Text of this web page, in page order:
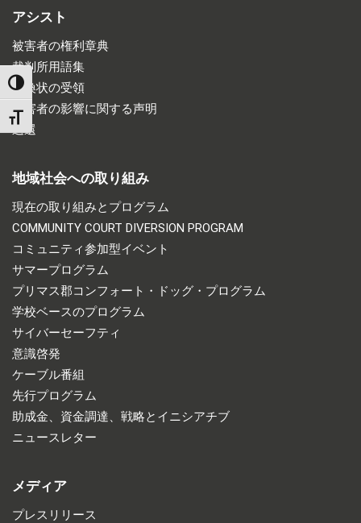
TOGGLE HIGH CONTRAST
TOGGLE FONT SIZE
アシスト
被害者の権利章典
裁判所用語集
召喚状の受領
被害者の影響に関する声明
返還
地域社会への取り組み
現在の取り組みとプログラム
COMMUNITY COURT DIVERSION PROGRAM
コミュニティ参加型イベント
サマープログラム
プリマス郡コンフォート・ドッグ・プログラム
学校ベースのプログラム
サイバーセーフティ
意識啓発
ケーブル番組
先行プログラム
助成金、資金調達、戦略とイニシアチブ
ニュースレター
メディア
プレスリリース